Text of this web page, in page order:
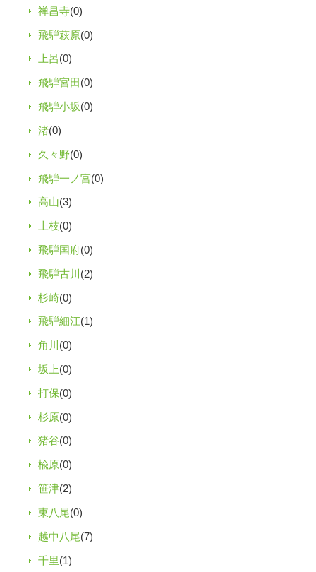
禅昌寺(0)
飛騨萩原(0)
上呂(0)
飛騨宮田(0)
飛騨小坂(0)
渚(0)
久々野(0)
飛騨一ノ宮(0)
高山(3)
上枝(0)
飛騨国府(0)
飛騨古川 (2)
杉崎(0)
飛騨細江(1)
角川 (0)
坂上(0)
打保(0)
杉原(0)
猪谷(0)
楡原(0)
笹津(2)
東八尾(0)
越中八尾(7)
千里(1)